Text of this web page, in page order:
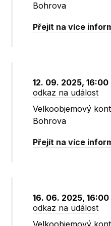
Bohrova
Přejít na více
12. 09. 2025,
odkaz na událost
Velkoobjemový
Bohrova
Přejít na více
16. 06. 2025,
odkaz na událost
Velkoobjemový